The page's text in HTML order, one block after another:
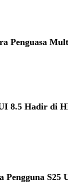
Penguasa
8.5 Hadir di
Pengguna S25